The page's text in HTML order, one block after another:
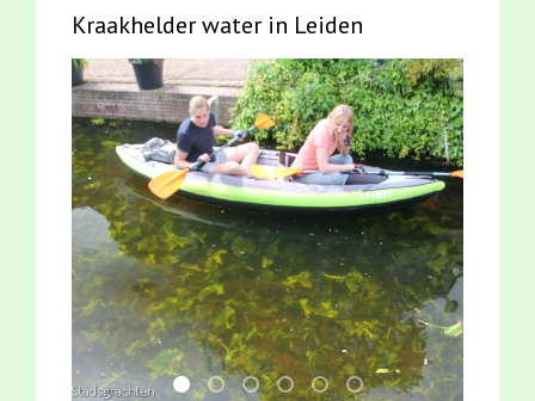
Kraakhelder water in Leiden
mei2021 1 snoekje elly
mei2021 watervogelmethode fuut met
jun2021 zaklv 5 snoekje MOOI
karper met kattenklimtouw
smoelenboek fifi en
jun2021 28 brasem